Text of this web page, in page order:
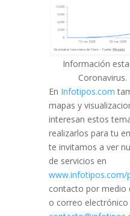
Información
En Infotipos.com
mapas y
interesan estos
realizarlos para tu
te invitamos a ver
de servicios en
www.infotipos.com/
contacto por medio
o correo electrónico